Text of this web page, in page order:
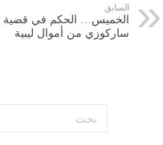
السابق
الخميس… الحكم في قضية
ساركوزي من أموال ليبية